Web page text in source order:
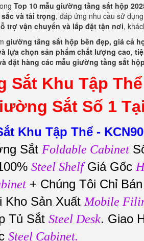
Top 10 mẫu giường tầng sắt hộp
và tải trọng, đáp ứng nhu cầu sử
trợ vận chuyển và lắp đặt tận nơi,
giường tầng sắt hộp bền đẹp, giá cả
lựa chọn sản phẩm chất lượng cao,
đặt hàng các mẫu giường tầng sắt
Sắt Khu Tập Thể
Sắt Số 1
Khu Tập Thể -
Sắt Foldable Cabinet
Steel ShelfGiá Gốc
+ Chúng Tôi Chỉ Bán
Kho Sản Xuất Mobile
Tủ Sắt Steel Desk. Giao
Steel Cabinet.